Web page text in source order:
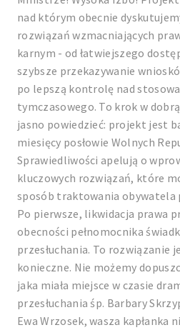
nad którym obecnie
rozwiązań wzmacniających
karnym - od łatwiejszego
szybsze przekazywanie
po lepszą kontrolę nad
tymczasowego. To krok w
jasno powiedzieć: projekt jest
miesięcy posłowie Wolnych
Sprawiedliwości apelują o
kluczowych rozwiązań, które
sposób traktowania obywatela
Po pierwsze, likwidacja prawa
obecności pełnomocnika
przesłuchania. To rozwiązanie
konieczne. Nie możemy
jaka miała miejsce w czasie
przesłuchania śp. Barbary
Ewa Wrzosek, wasza kapłanka